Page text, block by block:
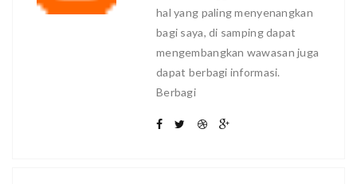
hal yang paling menyenangkan
bagi saya, di samping dapat
mengembangkan wawasan juga
dapat berbagi informasi.
Berbagi